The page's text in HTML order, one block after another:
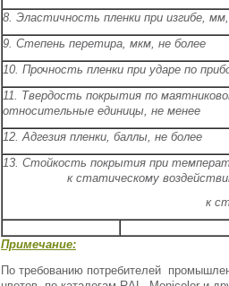
8. Эластичность пленки при изгибе,
9. Степень перетира, мкм, не более
10. Прочность пленки при ударе по
11. Твердость покрытия по
относительные единицы, не менее
12. Адгезия пленки, баллы, не более
13. Стойкость покрытия при
к статическому
к
Примечание:
По требованию потребителей